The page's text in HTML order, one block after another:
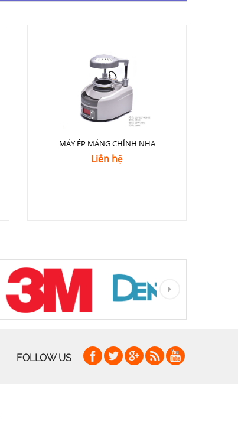
MÁY ÉP MÁNG CHỈNH NHA
Liên hệ
FOLLOW US